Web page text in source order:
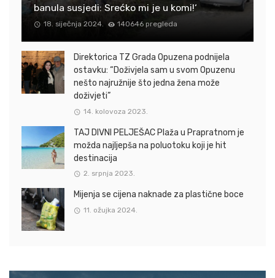
banula susjedi: Srećko mi je u komi!‘
18. siječnja 2024. 140646 pregleda
Direktorica TZ Grada Opuzena podnijela
ostavku: “Doživjela sam u svom Opuzenu
nešto najružnije što jedna žena može
doživjeti”
14. kolovoza 2023.
TAJ DIVNI PELJEŠAC Plaža u Prapratnom je
možda najljepša na poluotoku koji je hit
destinacija
2. srpnja 2023.
Mijenja se cijena naknade za plastične boce
11. ožujka 2024.